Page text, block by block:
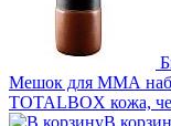
Мешок для ММА
TOTALBOX кожа,
В